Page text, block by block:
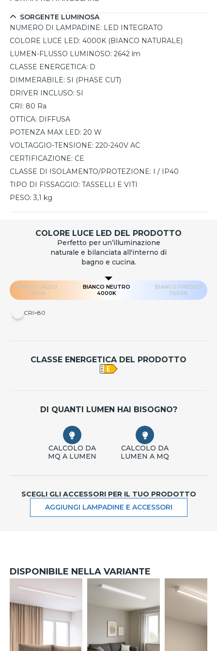
SORGENTE LUMINOSA
NUMERO DI LAMPADINE: LED INTEGRATO
COLORE LUCE LED: 4000K (BIANCO NATURALE)
LUMEN-FLUSSO LUMINOSO: 2642 lm
CLASSE ENERGETICA: D
DIMMERABILE: SI (PHASE CUT)
DRIVER INCLUSO: SI
CRI: 80 Ra
OTTICA: DIFFUSA
POTENZA MAX LED: 20 W
VOLTAGGIO-TENSIONE: 220-240V AC
CERTIFICAZIONE: CE
CLASSE DI ISOLAMENTO/PROTEZIONE: I / IP40
TIPO DI FISSAGGIO: TASSELLI E VITI
PESO: 3,1 kg
COLORE LUCE LED DEL PRODOTTO
Perfetto per un’illuminazione
naturale e bilanciata all'interno di
bagno e cucina.
BIANCO CALDO
3000K
BIANCO NEUTRO
4000K
BIANCO FREDDO
5500K
CRI>80
CLASSE ENERGETICA DEL PRODOTTO
DI QUANTI LUMEN HAI BISOGNO?
CALCOLO DA
MQ A LUMEN
CALCOLO DA
LUMEN A MQ
SCEGLI GLI ACCESSORI PER IL TUO PRODOTTO
AGGIUNGI LAMPADINE E ACCESSORI
DISPONIBILE NELLA VARIANTE